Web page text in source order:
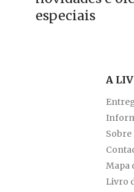
especiais
A
Sobre
Mapa
Livro